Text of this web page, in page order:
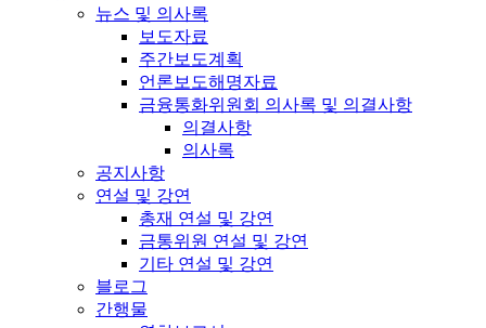
뉴스 및 의사록
보도자료
주간보도계획
언론보도해명자료
금융통화위원회 의사록 및 의결사항
의결사항
의사록
공지사항
연설 및 강연
총재 연설 및 강연
금통위원 연설 및 강연
기타 연설 및 강연
블로그
간행물